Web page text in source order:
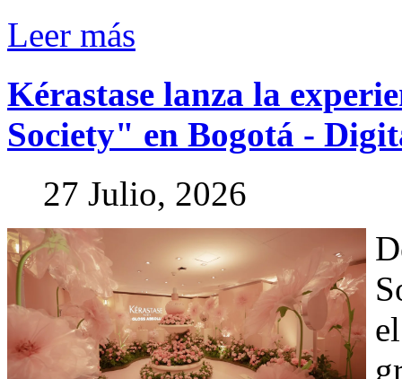
Leer más
Kérastase lanza la
Society" en Bogotá -
27 Julio, 2026